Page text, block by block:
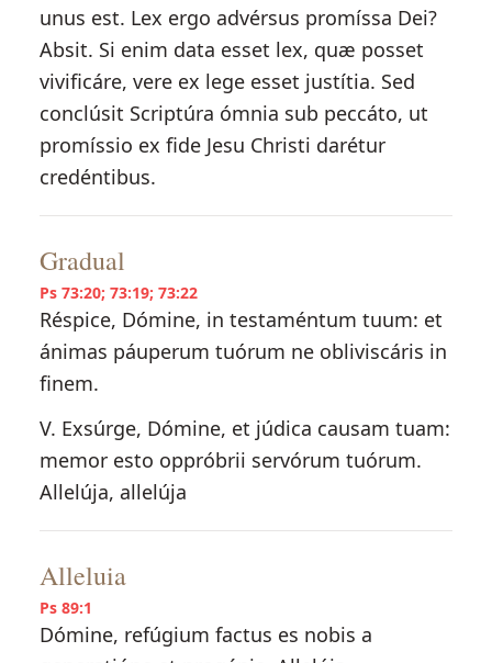
unus est. Lex ergo advérsus promíssa Dei?
Absit. Si enim data esset lex, quæ posset
vivificáre, vere ex lege esset justítia. Sed
conclúsit Scriptúra ómnia sub peccáto, ut
promíssio ex fide Jesu Christi darétur
credéntibus.
Gradual
Ps 73:20; 73:19; 73:22
Réspice, Dómine, in testaméntum tuum: et
ánimas páuperum tuórum ne obliviscáris in
finem.
V. Exsúrge, Dómine, et júdica causam tuam:
memor esto oppróbrii servórum tuórum.
Allelúja, allelúja
Alleluia
Ps 89:1
Dómine, refúgium factus es nobis a